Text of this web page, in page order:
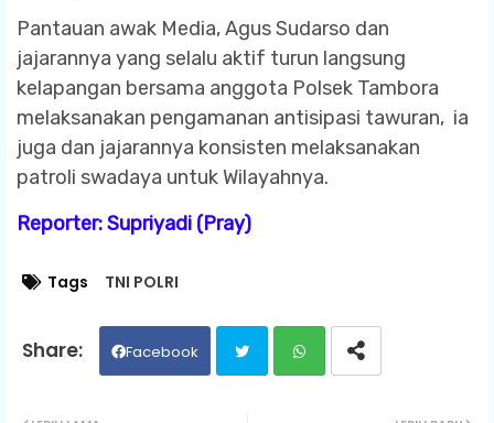
Pantauan awak Media, Agus Sudarso dan
jajarannya yang selalu aktif turun langsung
kelapangan bersama anggota Polsek Tambora
melaksanakan pengamanan antisipasi tawuran, ia
juga dan jajarannya konsisten melaksanakan
patroli swadaya untuk Wilayahnya.
Reporter: Supriyadi (Pray)
Tags TNI POLRI
Facebook